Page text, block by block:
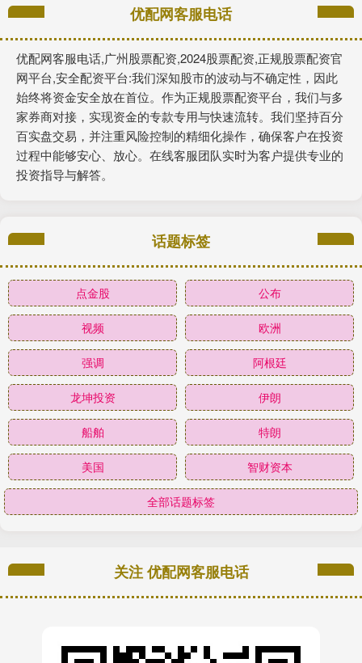
优配网客服电话
优配网客服电话,广州股票配资,2024股票配资,正规股票配资官
网平台,安全配资平台:我们深知股市的波动与不确定性，因此
始终将资金安全放在首位。作为正规股票配资平台，我们与多
家券商对接，实现资金的专款专用与快速流转。我们坚持百分
百实盘交易，并注重风险控制的精细化操作，确保客户在投资
过程中能够安心、放心。在线客服团队实时为客户提供专业的
投资指导与解答。
话题标签
点金股 公布
视频 欧洲
强调 阿根廷
龙坤投资 伊朗
船舶 特朗
美国 智财资本
全部话题标签
关注 优配网客服电话